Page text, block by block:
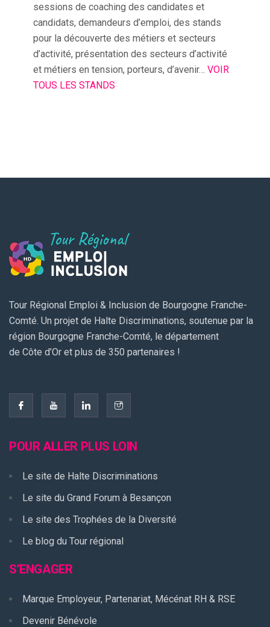
sessions de coaching des candidates et
candidats, demandeurs d’emploi, des stands
pour la découverte des métiers et secteurs
d’activité, présentation des secteurs d’activité
et métiers en tension, porteurs, d’avenir… VOIR
TOUS LES STANDS
Tour Régional Emploi & Inclusion de Bourgogne Franche-
Comté. Un projet de Halte Discriminations, soutenue par la
région Bourgogne Franche-Comté, le département
de Côte d’Or et plus de 350 partenaires !
POUR ALLER PLUS LOIN
Le site de Halte Discriminations
Le site du Grand Forum à Besançon
Le site des Trophées de la Diversité
Le blog du Tour régional
S’ENGAGER
Marque Employeur, Partenariat, Mécénat RH & RSE
Devenir Bénévole